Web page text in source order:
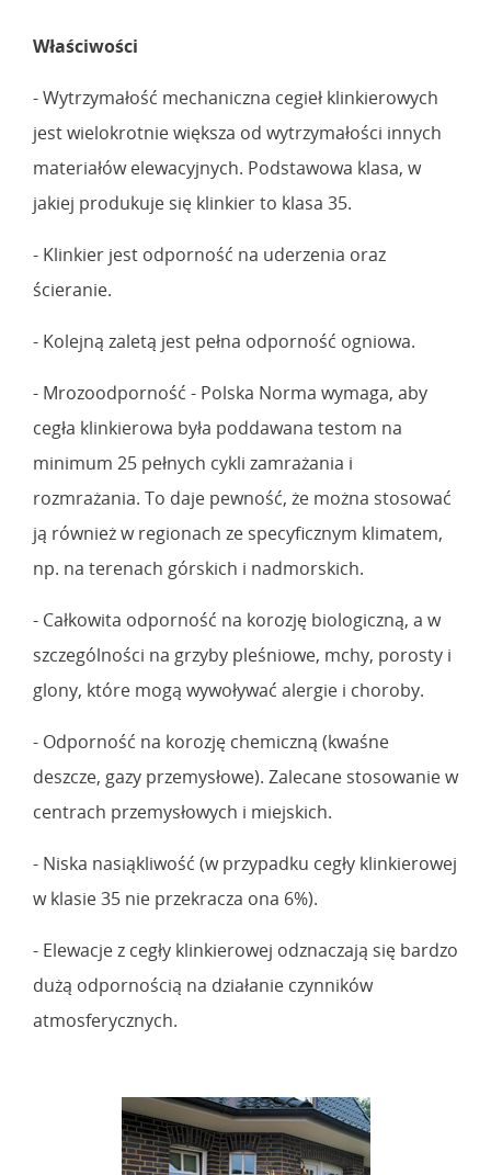
Właściwości
- Wytrzymałość mechaniczna cegieł klinkierowych
jest wielokrotnie większa od wytrzymałości innych
materiałów elewacyjnych. Podstawowa klasa, w
jakiej produkuje się klinkier to klasa 35.
- Klinkier jest odporność na uderzenia oraz
ścieranie.
- Kolejną zaletą jest pełna odporność ogniowa.
- Mrozoodporność - Polska Norma wymaga, aby
cegła klinkierowa była poddawana testom na
minimum 25 pełnych cykli zamrażania i
rozmrażania. To daje pewność, że można stosować
ją również w regionach ze specyficznym klimatem,
np. na terenach górskich i nadmorskich.
- Całkowita odporność na korozję biologiczną, a w
szczególności na grzyby pleśniowe, mchy, porosty i
glony, które mogą wywoływać alergie i choroby.
- Odporność na korozję chemiczną (kwaśne
deszcze, gazy przemysłowe). Zalecane stosowanie w
centrach przemysłowych i miejskich.
- Niska nasiąkliwość (w przypadku cegły klinkierowej
w klasie 35 nie przekracza ona 6%).
- Elewacje z cegły klinkierowej odznaczają się bardzo
dużą odpornością na działanie czynników
atmosferycznych.